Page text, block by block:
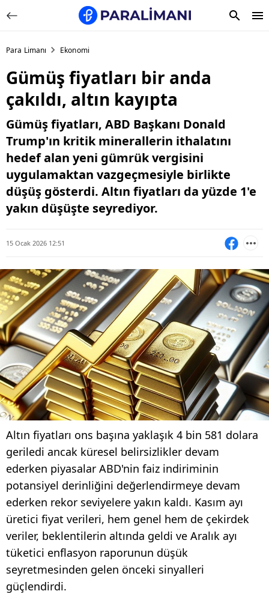
Para Limanı Ekonomi
Gümüş fiyatları bir anda
çakıldı, altın kayıpta
Gümüş fiyatları, ABD Başkanı Donald
Trump'ın kritik minerallerin ithalatını
hedef alan yeni gümrük vergisini
uygulamaktan vazgeçmesiyle birlikte
düşüş gösterdi. Altın fiyatları da yüzde 1'e
yakın düşüşte seyrediyor.
15 Ocak 2026 12:51
Altın fiyatları ons başına yaklaşık 4 bin 581 dolara
geriledi ancak küresel belirsizlikler devam
ederken piyasalar ABD'nin faiz indiriminin
potansiyel derinliğini değerlendirmeye devam
ederken rekor seviyelere yakın kaldı. Kasım ayı
üretici fiyat verileri, hem genel hem de çekirdek
veriler, beklentilerin altında geldi ve Aralık ayı
tüketici enflasyon raporunun düşük
seyretmesinden gelen önceki sinyalleri
güçlendirdi.